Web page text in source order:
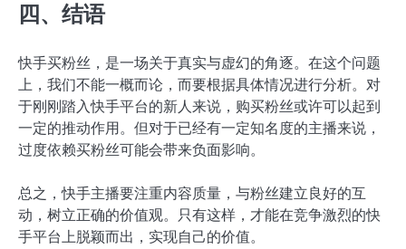
四、结语
快手买粉丝，是一场关于真实与虚幻的角逐。在这个问题
上，我们不能一概而论，而要根据具体情况进行分析。对
于刚刚踏入快手平台的新人来说，购买粉丝或许可以起到
一定的推动作用。但对于已经有一定知名度的主播来说，
过度依赖买粉丝可能会带来负面影响。
总之，快手主播要注重内容质量，与粉丝建立良好的互
动，树立正确的价值观。只有这样，才能在竞争激烈的快
手平台上脱颖而出，实现自己的价值。